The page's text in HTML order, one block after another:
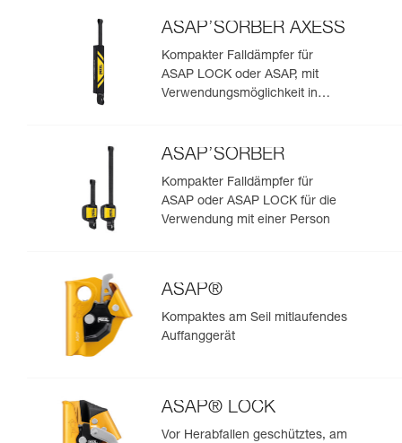
ASAP’SORBER AXESS
Kompakter Falldämpfer für
ASAP LOCK oder ASAP, mit
Verwendungsmöglichkeit in
ASAP’SORBER
Kompakter Falldämpfer für
ASAP oder ASAP LOCK für die
Verwendung mit einer Person
ASAP®
Kompaktes am Seil mitlaufendes
Auffanggerät
ASAP® LOCK
Vor Herabfallen geschütztes, am